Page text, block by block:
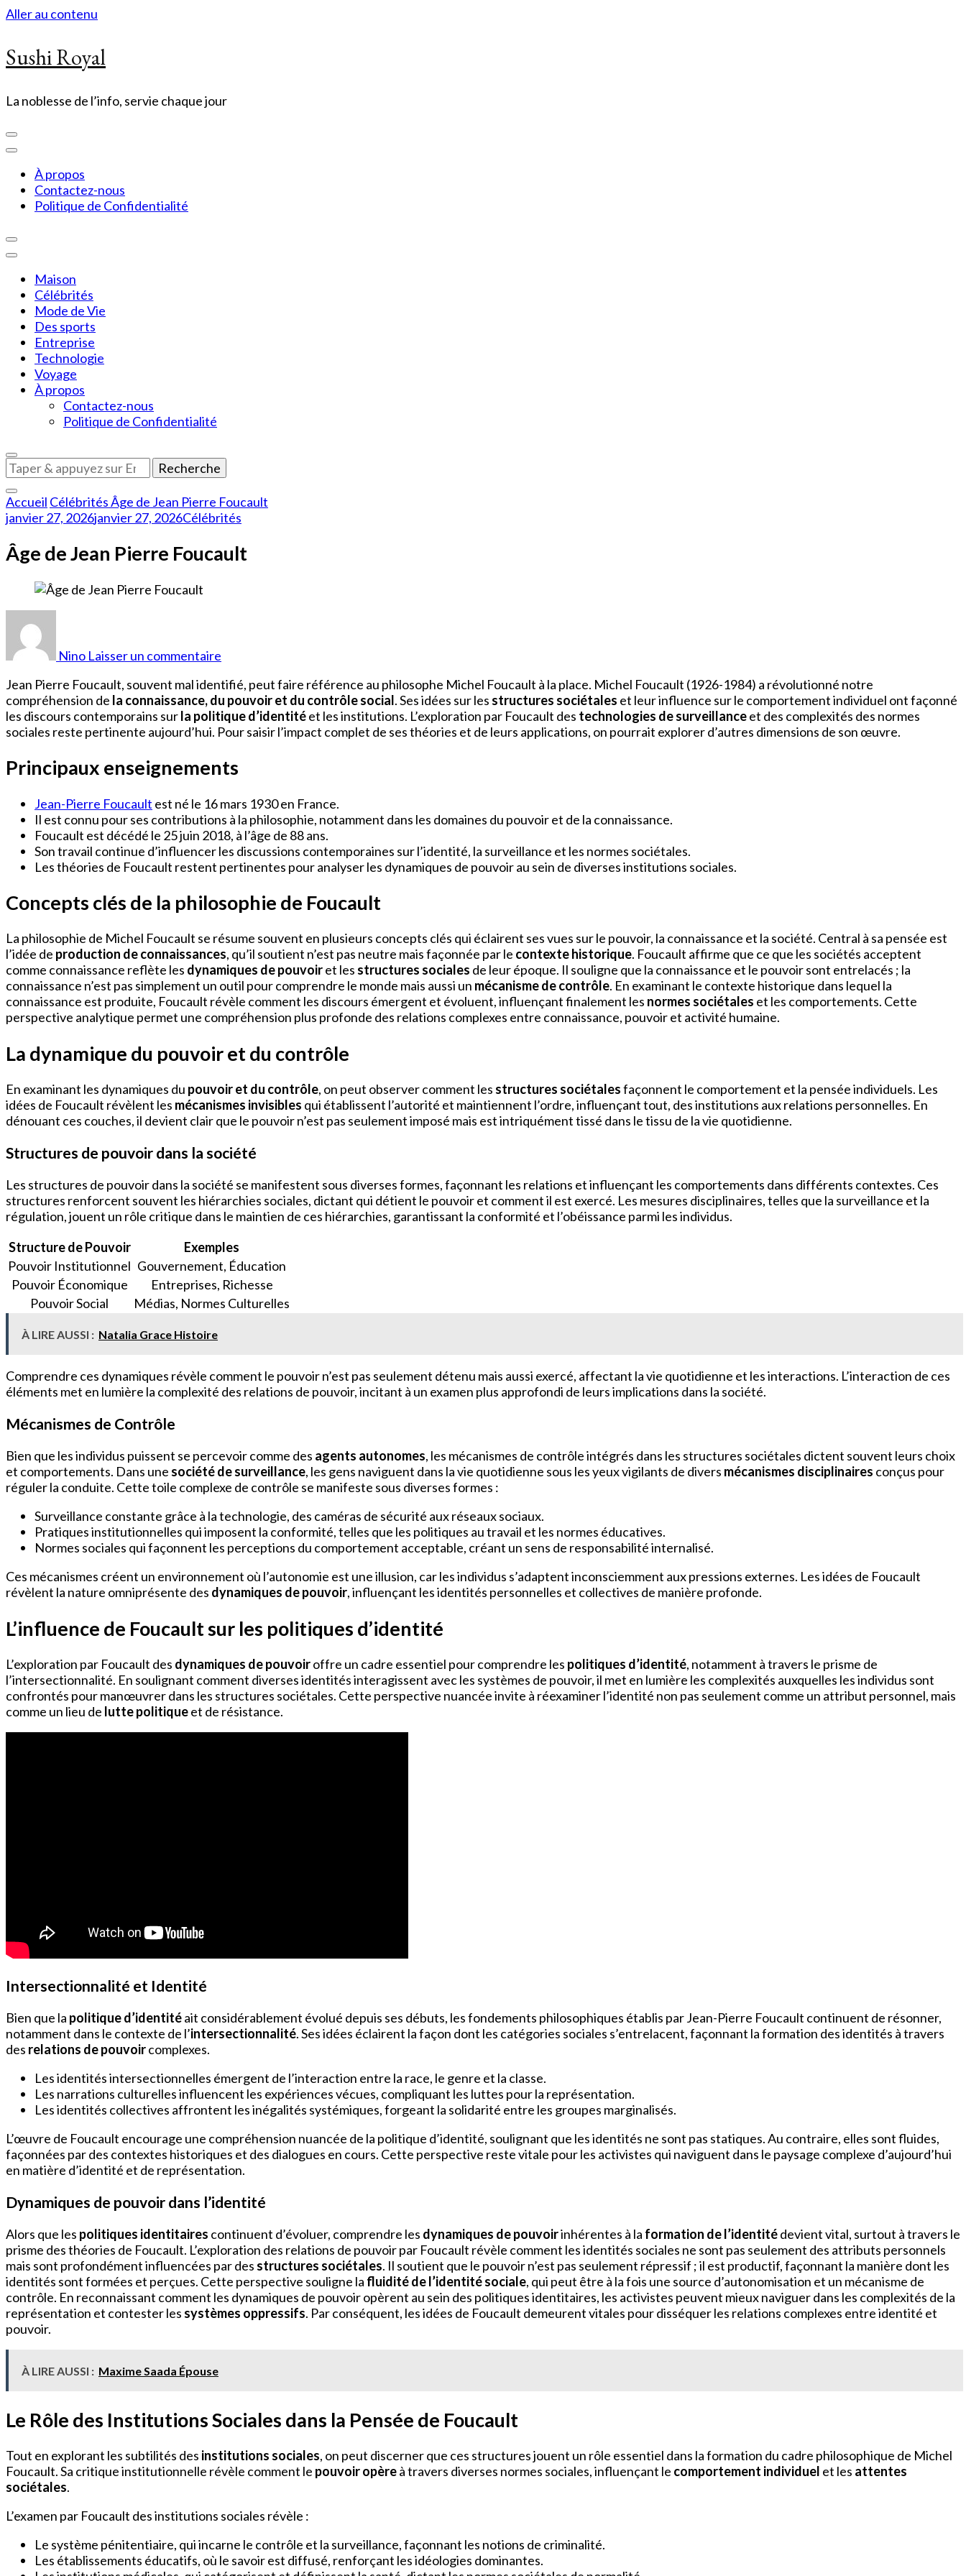
Aller au contenu
Sushi Royal
La noblesse de l’info, servie chaque jour
À propos
Contactez-nous
Politique de Confidentialité
Maison
Célébrités
Mode de Vie
Des sports
Entreprise
Technologie
Voyage
À propos
Contactez-nous
Politique de Confidentialité
Vous
recherchiez
quelque
chose
?
Accueil CélébritésÂge de Jean Pierre Foucault
janvier 27, 2026janvier 27, 2026Célébrités
Âge de Jean Pierre Foucault
Nino Laisser un commentaire
Jean
Pierre
Foucault
Jean Pierre Foucault, souvent mal identifié, peut faire référence au philosophe Michel Foucault à la place. Michel Foucault (1926-1984) a révolutionné notre
compréhension de la connaissance, du pouvoir et du contrôle social. Ses idées sur les structures sociétales et leur influence sur le comportement individuel ont façonné
les discours contemporains surla politique d’identitéet les institutions. L’exploration par Foucault des technologies de surveillanceet des complexités des normes
sociales reste pertinente aujourd’hui. Pour saisir l’impact complet de ses théories et de leurs applications, on pourrait explorer d’autres dimensions de son œuvre.
Principaux enseignements
Jean-Pierre Foucault est né le 16 mars 1930 en France.
Il est connu pour ses contributions à la philosophie, notamment dans les domaines du pouvoir et de la connaissance.
Foucault est décédé le 25 juin 2018, à l’âge de 88 ans.
Son travail continue d’influencer les discussions contemporaines sur l’identité, la surveillance et les normes sociétales.
Les théories de Foucault restent pertinentes pour analyser les dynamiques de pouvoir au sein de diverses institutions sociales.
Concepts clés de la philosophie de Foucault
La philosophie de Michel Foucault se résume souvent en plusieurs concepts clés qui éclairent ses vues sur le pouvoir, la connaissance et la société. Central à sa pensée est
l’idée de production de connaissances, qu’il soutient n’est pas neutre mais façonnée par le contexte historique. Foucault affirme que ce que les sociétés acceptent
comme connaissance reflète les dynamiques de pouvoiret les structures sociales de leur époque. Il souligne que la connaissance et le pouvoir sont entrelacés ; la
connaissance n’est pas simplement un outil pour comprendre le monde mais aussi un mécanisme de contrôle. En examinant le contexte historique dans lequel la
connaissance est produite, Foucault révèle comment les discours émergent et évoluent, influençant finalement les normes sociétales et les comportements. Cette
perspective analytique permet une compréhension plus profonde des relations complexes entre connaissance, pouvoir et activité humaine.
La dynamique du pouvoir et du contrôle
En examinant les dynamiques du pouvoir et du contrôle, on peut observer comment les structures sociétalesfaçonnent le comportement et la pensée individuels. Les
idées de Foucault révèlent les mécanismes invisibles qui établissent l’autorité et maintiennent l’ordre, influençant tout, des institutions aux relations personnelles. En
dénouant ces couches, il devient clair que le pouvoir n’est pas seulement imposé mais est intriquément tissé dans le tissu de la vie quotidienne.
Structures de pouvoir dans la société
Les structures de pouvoir dans la société se manifestent sous diverses formes, façonnant les relations et influençant les comportements dans différents contextes. Ces
structures renforcent souvent les hiérarchies sociales, dictant qui détient le pouvoir et comment il est exercé. Les mesures disciplinaires, telles que la surveillance et la
régulation, jouent un rôle critique dans le maintien de ces hiérarchies, garantissant la conformité et l’obéissance parmi les individus.
Structure de Pouvoir
Exemples
Pouvoir Institutionnel Gouvernement, Éducation
Pouvoir Économique
Entreprises, Richesse
Pouvoir Social
Médias, Normes Culturelles
À LIRE AUSSI : Natalia Grace Histoire
Comprendre ces dynamiques révèle comment le pouvoir n’est pas seulement détenu mais aussi exercé, affectant la vie quotidienne et les interactions. L’interaction de ces
éléments met en lumière la complexité des relations de pouvoir, incitant à un examen plus approfondi de leurs implications dans la société.
Mécanismes de Contrôle
Bien que les individus puissent se percevoir comme des agents autonomes, les mécanismes de contrôle intégrés dans les structures sociétales dictent souvent leurs choix
et comportements. Dans une société de surveillance, les gens naviguent dans la vie quotidienne sous les yeux vigilants de divers mécanismes disciplinaires conçus pour
réguler la conduite. Cette toile complexe de contrôle se manifeste sous diverses formes :
Surveillance constante grâce à la technologie, des caméras de sécurité aux réseaux sociaux.
Pratiques institutionnelles qui imposent la conformité, telles que les politiques au travail et les normes éducatives.
Normes sociales qui façonnent les perceptions du comportement acceptable, créant un sens de responsabilité internalisé.
Ces mécanismes créent un environnement où l’autonomie est une illusion, car les individus s’adaptent inconsciemment aux pressions externes. Les idées de Foucault
révèlent la nature omniprésente des dynamiques de pouvoir, influençant les identités personnelles et collectives de manière profonde.
L’influence de Foucault sur les politiques d’identité
L’exploration par Foucault des dynamiques de pouvoiroffre un cadre essentiel pour comprendre les politiques d’identité, notamment à travers le prisme de
l’intersectionnalité. En soulignant comment diverses identités interagissent avec les systèmes de pouvoir, il met en lumière les complexités auxquelles les individus sont
confrontés pour manœuvrer dans les structures sociétales. Cette perspective nuancée invite à réexaminer l’identité non pas seulement comme un attribut personnel, mais
comme un lieu de lutte politiqueet de résistance.
Intersectionnalité et Identité
Bien que la politique d’identitéait considérablement évolué depuis ses débuts, les fondements philosophiques établis par Jean-Pierre Foucault continuent de résonner,
notamment dans le contexte de l’intersectionnalité. Ses idées éclairent la façon dont les catégories sociales s’entrelacent, façonnant la formation des identités à travers
des relations de pouvoircomplexes.
Les identités intersectionnelles émergent de l’interaction entre la race, le genre et la classe.
Les narrations culturelles influencent les expériences vécues, compliquant les luttes pour la représentation.
Les identités collectives affrontent les inégalités systémiques, forgeant la solidarité entre les groupes marginalisés.
L’œuvre de Foucault encourage une compréhension nuancée de la politique d’identité, soulignant que les identités ne sont pas statiques. Au contraire, elles sont fluides,
façonnées par des contextes historiques et des dialogues en cours. Cette perspective reste vitale pour les activistes qui naviguent dans le paysage complexe d’aujourd’hui
en matière d’identité et de représentation.
Dynamiques de pouvoir dans l’identité
Alors que les politiques identitaires continuent d’évoluer, comprendre les dynamiques de pouvoirinhérentes à la formation de l’identitédevient vital, surtout à travers le
prisme des théories de Foucault. L’exploration des relations de pouvoir par Foucault révèle comment les identités sociales ne sont pas seulement des attributs personnels
mais sont profondément influencées par des structures sociétales. Il soutient que le pouvoir n’est pas seulement répressif ; il est productif, façonnant la manière dont les
identités sont formées et perçues. Cette perspective souligne la fluidité de l’identité sociale, qui peut être à la fois une source d’autonomisation et un mécanisme de
contrôle. En reconnaissant comment les dynamiques de pouvoir opèrent au sein des politiques identitaires, les activistes peuvent mieux naviguer dans les complexités de la
représentation et contester les systèmes oppressifs. Par conséquent, les idées de Foucault demeurent vitales pour disséquer les relations complexes entre identité et
pouvoir.
À LIRE AUSSI : Maxime Saada Épouse
Le Rôle des Institutions Sociales dans la Pensée de Foucault
Tout en explorant les subtilités des institutions sociales, on peut discerner que ces structures jouent un rôle essentiel dans la formation du cadre philosophique de Michel
Foucault. Sa critique institutionnelle révèle comment le pouvoir opèreà travers diverses normes sociales, influençant le comportement individuel et les attentes
sociétales.
L’examen par Foucault des institutions sociales révèle :
Le système pénitentiaire, qui incarne le contrôle et la surveillance, façonnant les notions de criminalité.
Les établissements éducatifs, où le savoir est diffusé, renforçant les idéologies dominantes.